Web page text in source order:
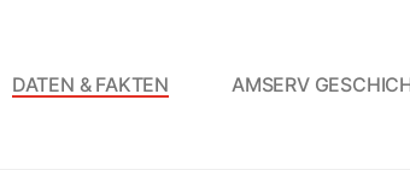
DATEN & FAKTEN AMSERV